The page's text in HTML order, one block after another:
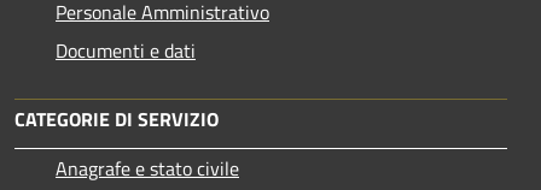
Personale Amministrativo
Documenti e dati
CATEGORIE DI SERVIZIO
Anagrafe e stato civile